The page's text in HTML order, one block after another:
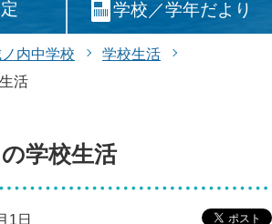
学校／学年だより
内中学校
学校生活
活
学校生活
1日